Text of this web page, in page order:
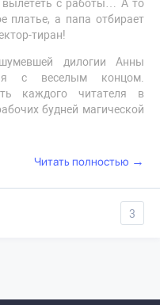
вылететь с работы… А то
платье, а папа отбирает
тиран!
дилогии Анны
с веселым концом.
каждого читателя в
будней магической
Читать полностью →
3